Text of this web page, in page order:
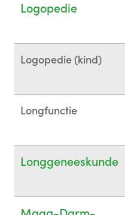
Logopedie
Logopedie (kind)
Longfunctie
Longgeneeskunde